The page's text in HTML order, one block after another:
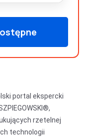
portal ekspercki
rzetelnej
technologii